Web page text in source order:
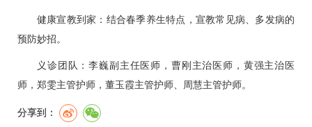
健康宣教到家：结合春季养生特点，宣教常见病、多发病的
预防妙招。
义诊团队：李巍副主任医师， 曹刚 主治医师，黄强主治医
师，郑雯主管护师，董玉霞主管护师、周慧主管护师。
分享到：